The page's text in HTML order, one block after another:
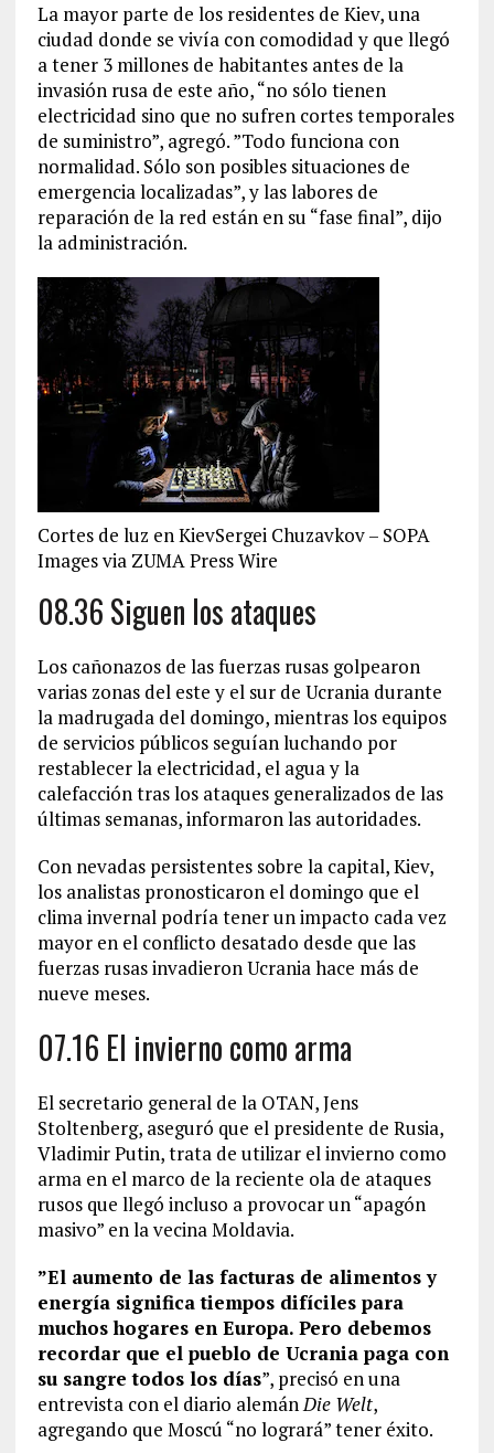
La mayor parte de los residentes de Kiev, una
ciudad donde se vivía con comodidad y que llegó
a tener 3 millones de habitantes antes de la
invasión rusa de este año, “no sólo tienen
electricidad sino que no sufren cortes temporales
de suministro”, agregó. ”Todo funciona con
normalidad. Sólo son posibles situaciones de
emergencia localizadas”, y las labores de
reparación de la red están en su “fase final”, dijo
la administración.
Cortes de luz en KievSergei Chuzavkov – SOPA
Images via ZUMA Press Wire
08.36 Siguen los ataques
Los cañonazos de las fuerzas rusas golpearon
varias zonas del este y el sur de Ucrania durante
la madrugada del domingo, mientras los equipos
de servicios públicos seguían luchando por
restablecer la electricidad, el agua y la
calefacción tras los ataques generalizados de las
últimas semanas, informaron las autoridades.
Con nevadas persistentes sobre la capital, Kiev,
los analistas pronosticaron el domingo que el
clima invernal podría tener un impacto cada vez
mayor en el conflicto desatado desde que las
fuerzas rusas invadieron Ucrania hace más de
nueve meses.
07.16 El invierno como arma
El secretario general de la OTAN, Jens
Stoltenberg, aseguró que el presidente de Rusia,
Vladimir Putin, trata de utilizar el invierno como
arma en el marco de la reciente ola de ataques
rusos que llegó incluso a provocar un “apagón
masivo” en la vecina Moldavia.
”El aumento de las facturas de alimentos y
energía significa tiempos difíciles para
muchos hogares en Europa. Pero debemos
recordar que el pueblo de Ucrania paga con
su sangre todos los días”, precisó en una
entrevista con el diario alemán Die Welt,
agregando que Moscú “no logrará” tener éxito.